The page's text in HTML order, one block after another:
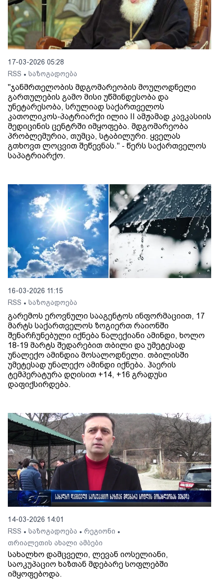
17-03-2026 05:28
RSS • საზოგადოება
"ჯანმრთელობის მდგომარეობის მოულოდნელი
გართულების გამო მისი უწმინდესობა და
უნეტარესობა, სრულიად საქართველოს
კათოლიკოს-პატრიარქი ილია II ამჟამად კავკასიის
მედიცინის ცენტრში იმყოფება. მდგომარეობა
პრობლემურია, თუმცა, სტაბილური. ყველას
გთხოვთ ლოცვით შეწევნას." - წერს საქართველოს
საპატრიარქო.
16-03-2026 11:15
RSS • საზოგადოება
გარემოს ეროვნული სააგენტოს ინფორმაციით, 17
მარტს საქართველოს ზოგიერთ რაიონში
შენარჩუნებული იქნება ნალექიანი ამინდი, ხოლო
18-19 მარტს შედარებით თბილი და უმეტესად
უნალექო ამინდია მოსალოდნელი. თბილისში
უმეტესად უნალექო ამინდი იქნება. ჰაერის
ტემპერატურა დღისით +14, +16 გრადუსი
დაფიქსირდება.
14-03-2026 14:01
RSS • საზოგადოება • რეგიონი •
თრიალეთის ახალი ამბები
სახალხო დამცველი, ლევან იოსელიანი,
საოკუპაციო ხაზთან მდებარე სოფლებში
იმყოფებოდა.